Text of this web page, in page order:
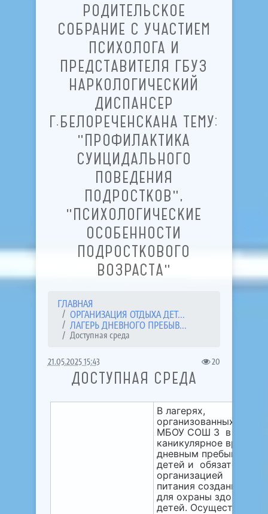
РОДИТЕЛЬСКОЕ
СОБРАНИЕ С УЧАСТИЕМ
ПСИХОЛОГА И
ПРЕДСТАВИТЕЛЯ ГБУЗ
НАРКОЛОГИЧЕСКИЙ
ДИСПАНСЕР
Г.БЕЛОРЕЧЕНСКАНА ТЕМУ:
"ПРОФИЛАКТИКА
СУИЦИДАЛЬНОГО
ПОВЕДЕНИЯ
ПОДРОСТКОВ",
"ПСИХОЛОГИЧЕСКИЕ
ОСОБЕННОСТИ
ПОДРОСТКОВОГО
ВОЗРАСТА"
ГЛАВНАЯ
ОРГАНИЗАЦИЯ ОТДЫХА ДЕТ...
ЛАГЕРЬ ДНЕВНОГО ПРЕБЫВ...
Доступная среда
21.05.2025 15:43 20
ДОСТУПНАЯ СРЕДА
В лагерях,
организованных на
МБОУ СОШ 3 в
каникулярное время с
дневным пребыванием
детей и обязательной
организацией
питания созданы
для охраны здоровья
детей.